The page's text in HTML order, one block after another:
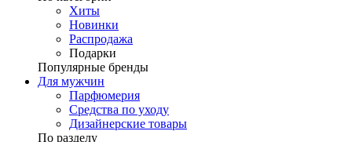
Хиты
Новинки
Распродажа
Подарки
Популярные бренды
Для мужчин
Парфюмерия
Средства по уходу
Дизайнерские товары
По разделу